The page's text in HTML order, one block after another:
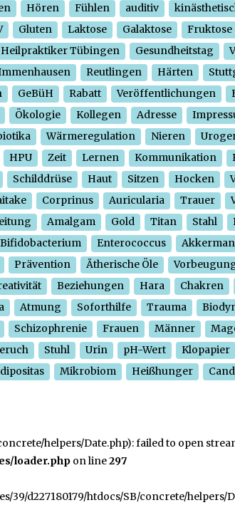
Hören Fühlen auditiv
Gluten Laktose Galaktose Fruktose
Heilpraktiker Tübingen
Gesundheitstag
Reutlingen Härten
GeBüH Rabatt Veröffentlichungen
Ökologie
Kollegen Adresse
Wärmeregulation Nieren
HPU
Zeit Lernen Kommunikation
Schilddrüse
Haut Sitzen Hocken
Corprinus Auricularia Trauer
Amalgam Gold Titan Stahl
Bifidobacterium
Enterococcus
Prävention
Ätherische Öle
Beziehungen Hara Chakren
Atmung Soforthilfe Trauma
Schizophrenie
Frauen Männer
Stuhl Urin pH-Wert Klopapier
Mikrobiom Heißhunger
helpers/Date.php): failed to open
loader.php on line297
39/d227180179/htdocs/SB/concrete/helpers/